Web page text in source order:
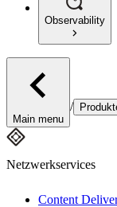
Observability
Main menu
/
Netzwerkservices
Content